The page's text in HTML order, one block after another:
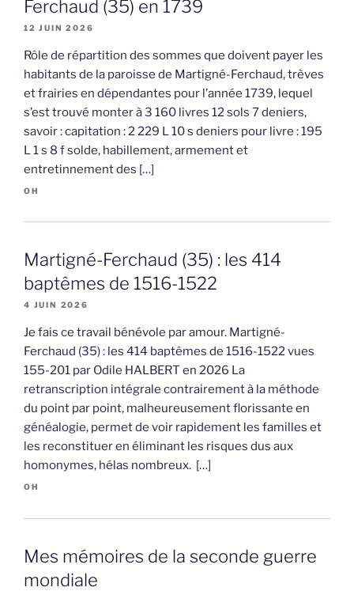
Ferchaud (35) en 1739
12 JUIN 2026
Rôle de répartition des sommes que doivent payer les
habitants de la paroisse de Martigné-Ferchaud, trèves
et frairies en dépendantes pour l’année 1739, lequel
s’est trouvé monter à 3 160 livres 12 sols 7 deniers,
savoir : capitation : 2 229 L 10 s deniers pour livre : 195
L 1 s 8 f solde, habillement, armement et
entretinnement des […]
OH
Martigné-Ferchaud (35) : les 414
baptêmes de 1516-1522
4 JUIN 2026
Je fais ce travail bénévole par amour. Martigné-
Ferchaud (35) : les 414 baptêmes de 1516-1522 vues
155-201 par Odile HALBERT en 2026 La
retranscription intégrale contrairement à la méthode
du point par point, malheureusement florissante en
généalogie, permet de voir rapidement les familles et
les reconstituer en éliminant les risques dus aux
homonymes, hélas nombreux. […]
OH
Mes mémoires de la seconde guerre
mondiale